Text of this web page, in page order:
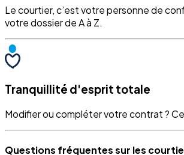
Le courtier, c’est votre personne de
votre dossier de A à Z.
Tranquillité d'esprit totale
Modifier ou compléter votre contrat ?
Questions fréquentes sur les